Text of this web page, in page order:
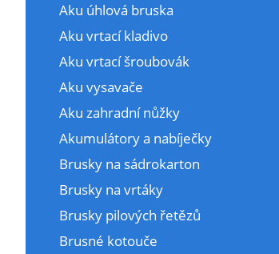
Aku úhlová bruska
Aku vrtací kladivo
Aku vrtací šroubovák
Aku vysavače
Aku zahradní nůžky
Akumulátory a nabíječky
Brusky na sádrokarton
Brusky na vrtáky
Brusky pilových řetězů
Brusné kotouče